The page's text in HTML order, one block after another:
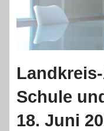
Schule
18. Juni